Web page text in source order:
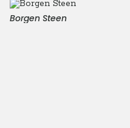
Borgen Steen